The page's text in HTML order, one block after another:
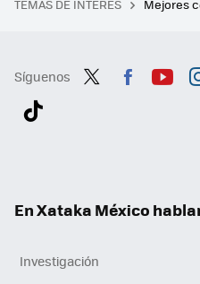
TEMAS DE INTERÉS Mejores
Síguenos
En Xataka México
Investigación